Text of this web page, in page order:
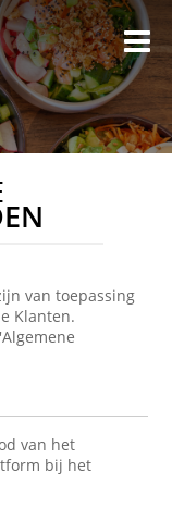
van toepassing
Klanten.
van het
bij het